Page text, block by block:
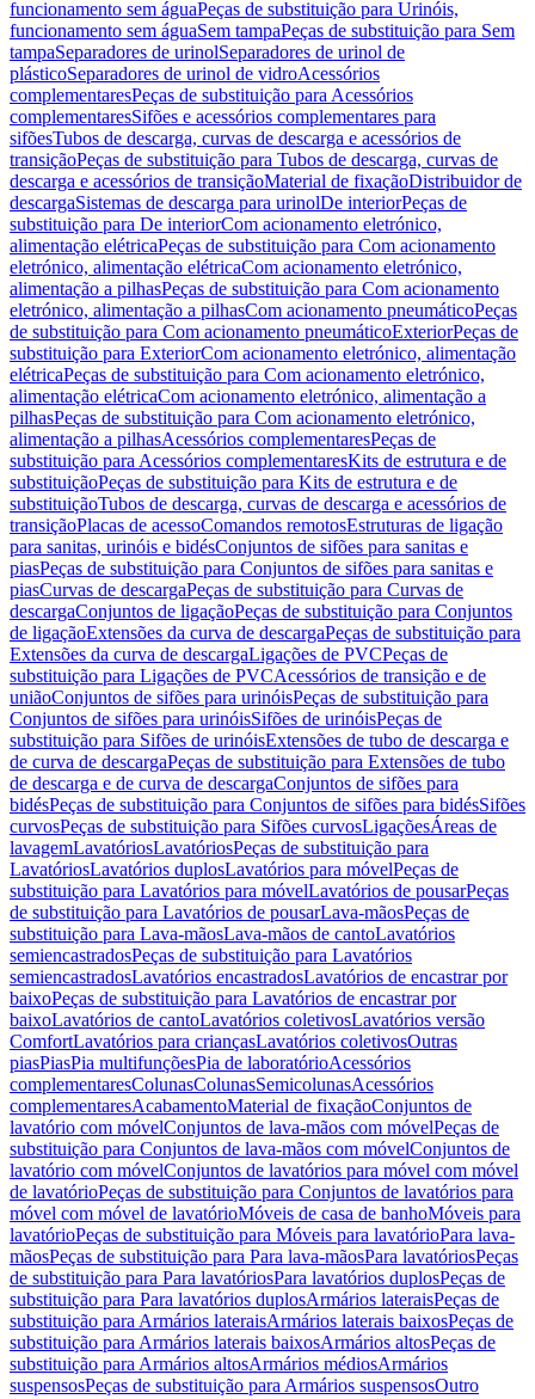
funcionamento sem águaPeças de substituição para Urinóis,
funcionamento sem águaSem tampaPeças de substituição para Sem
tampaSeparadores de urinolSeparadores de urinol de
plásticoSeparadores de urinol de vidroAcessórios
complementaresPeças de substituição para Acessórios
complementaresSifões e acessórios complementares para
sifõesTubos de descarga, curvas de descarga e acessórios de
transiçãoPeças de substituição para Tubos de descarga, curvas de
descarga e acessórios de transiçãoMaterial de fixaçãoDistribuidor de
descargaSistemas de descarga para urinolDe interiorPeças de
substituição para De interiorCom acionamento eletrónico,
alimentação elétricaPeças de substituição para Com acionamento
eletrónico, alimentação elétricaCom acionamento eletrónico,
alimentação a pilhasPeças de substituição para Com acionamento
eletrónico, alimentação a pilhasCom acionamento pneumáticoPeças
de substituição para Com acionamento pneumáticoExteriorPeças de
substituição para ExteriorCom acionamento eletrónico, alimentação
elétricaPeças de substituição para Com acionamento eletrónico,
alimentação elétricaCom acionamento eletrónico, alimentação a
pilhasPeças de substituição para Com acionamento eletrónico,
alimentação a pilhasAcessórios complementaresPeças de
substituição para Acessórios complementaresKits de estrutura e de
substituiçãoPeças de substituição para Kits de estrutura e de
substituiçãoTubos de descarga, curvas de descarga e acessórios de
transiçãoPlacas de acessoComandos remotosEstruturas de ligação
para sanitas, urinóis e bidésConjuntos de sifões para sanitas e
piasPeças de substituição para Conjuntos de sifões para sanitas e
piasCurvas de descargaPeças de substituição para Curvas de
descargaConjuntos de ligaçãoPeças de substituição para Conjuntos
de ligaçãoExtensões da curva de descargaPeças de substituição para
Extensões da curva de descargaLigações de PVCPeças de
substituição para Ligações de PVCAcessórios de transição e de
uniãoConjuntos de sifões para urinóisPeças de substituição para
Conjuntos de sifões para urinóisSifões de urinóisPeças de
substituição para Sifões de urinóisExtensões de tubo de descarga e
de curva de descargaPeças de substituição para Extensões de tubo
de descarga e de curva de descargaConjuntos de sifões para
bidésPeças de substituição para Conjuntos de sifões para bidésSifões
curvosPeças de substituição para Sifões curvosLigaçõesÁreas de
lavagemLavatóriosLavatóriosPeças de substituição para
LavatóriosLavatórios duplosLavatórios para móvelPeças de
substituição para Lavatórios para móvelLavatórios de pousarPeças
de substituição para Lavatórios de pousarLava-mãosPeças de
substituição para Lava-mãosLava-mãos de cantoLavatórios
semiencastradosPeças de substituição para Lavatórios
semiencastradosLavatórios encastradosLavatórios de encastrar por
baixoPeças de substituição para Lavatórios de encastrar por
baixoLavatórios de cantoLavatórios coletivosLavatórios versão
ComfortLavatórios para criançasLavatórios coletivosOutras
piasPiasPia multifunçõesPia de laboratórioAcessórios
complementaresColunasColunasSemicolunasAcessórios
complementaresAcabamentoMaterial de fixaçãoConjuntos de
lavatório com móvelConjuntos de lava-mãos com móvelPeças de
substituição para Conjuntos de lava-mãos com móvelConjuntos de
lavatório com móvelConjuntos de lavatórios para móvel com móvel
de lavatórioPeças de substituição para Conjuntos de lavatórios para
móvel com móvel de lavatórioMóveis de casa de banhoMóveis para
lavatórioPeças de substituição para Móveis para lavatórioPara lava-
mãosPeças de substituição para Para lava-mãosPara lavatóriosPeças
de substituição para Para lavatóriosPara lavatórios duplosPeças de
substituição para Para lavatórios duplosArmários lateraisPeças de
substituição para Armários lateraisArmários laterais baixosPeças de
substituição para Armários laterais baixosArmários altosPeças de
substituição para Armários altosArmários médiosArmários
suspensosPeças de substituição para Armários suspensosOutro